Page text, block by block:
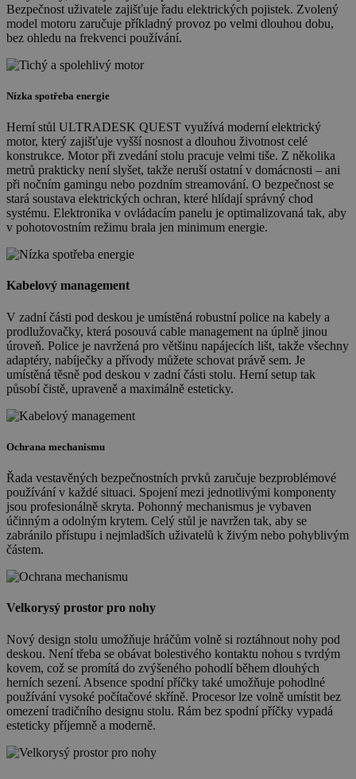
Bezpečnost uživatele zajišťuje řadu elektrických pojistek. Zvolený
model motoru zaručuje příkladný provoz po velmi dlouhou dobu,
bez ohledu na frekvenci používání.
Nízka spotřeba energie
Herní stůl ULTRADESK QUEST využívá moderní elektrický
motor, který zajišťuje vyšší nosnost a dlouhou životnost celé
konstrukce. Motor při zvedání stolu pracuje velmi tiše. Z několika
metrů prakticky není slyšet, takže neruší ostatní v domácnosti – ani
při nočním gamingu nebo pozdním streamování. O bezpečnost se
stará soustava elektrických ochran, které hlídají správný chod
systému. Elektronika v ovládacím panelu je optimalizovaná tak, aby
v pohotovostním režimu brala jen minimum energie.
Kabelový management
V zadní části pod deskou je umístěná robustní police na kabely a
prodlužovačky, která posouvá cable management na úplně jinou
úroveň. Police je navržená pro většinu napájecích lišt, takže všechny
adaptéry, nabíječky a přívody můžete schovat právě sem. Je
umístěná těsně pod deskou v zadní části stolu. Herní setup tak
působí čistě, upraveně a maximálně esteticky.
Ochrana mechanismu
Řada vestavěných bezpečnostních prvků zaručuje bezproblémové
používání v každé situaci. Spojení mezi jednotlivými komponenty
jsou profesionálně skryta. Pohonný mechanismus je vybaven
účinným a odolným krytem. Celý stůl je navržen tak, aby se
zabránilo přístupu i nejmladších uživatelů k živým nebo pohyblivým
částem.
Velkorysý prostor pro nohy
Nový design stolu umožňuje hráčům volně si roztáhnout nohy pod
deskou. Není třeba se obávat bolestivého kontaktu nohou s tvrdým
kovem, což se promítá do zvýšeného pohodlí během dlouhých
herních sezení. Absence spodní příčky také umožňuje pohodlné
používání vysoké počítačové skříně. Procesor lze volně umístit bez
omezení tradičního designu stolu. Rám bez spodní příčky vypadá
esteticky příjemně a moderně.